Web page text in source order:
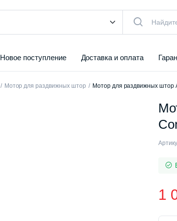
Новое поступление Доставка и оплата
Мотор для раздвижных штор Мотор для раздвижных штор
1